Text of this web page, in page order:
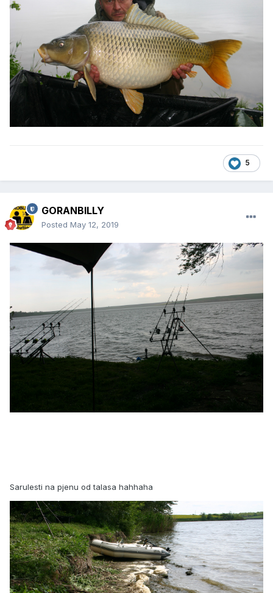
5
GORANBILLY
Posted May 12, 2019
Sarulesti na pjenu od talasa hahhaha